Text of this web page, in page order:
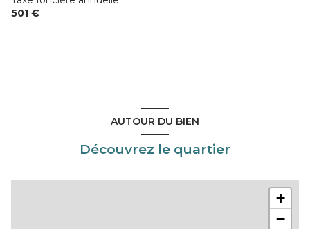
501 €
AUTOUR DU BIEN
Découvrez le quartier
+
−